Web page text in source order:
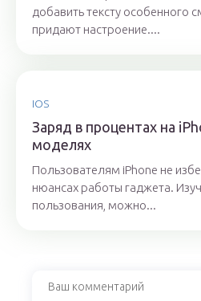
добавить тексту особенного
придают настроение....
IOS
Заряд в процентах на
моделях
Пользователям iPhone не
нюансах работы гаджета.
пользования, можно...